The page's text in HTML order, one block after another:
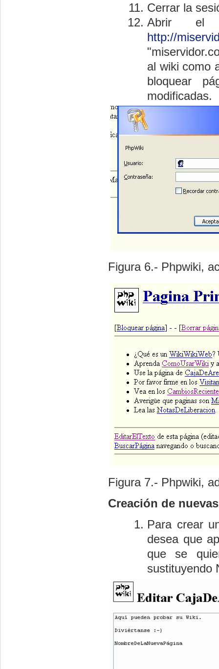
Cerrar la
Abrir el
http://
al wiki como
bloquear
modificadas.
Figura 6.- Phpwiki,
Figura 7.- Phpwiki,
Creación de
Para crear
desea que
que se
sustituyendo